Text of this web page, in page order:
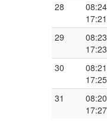
28
08:24
17:21
29
08:23
17:23
30
08:21
17:25
31
08:20
17:27